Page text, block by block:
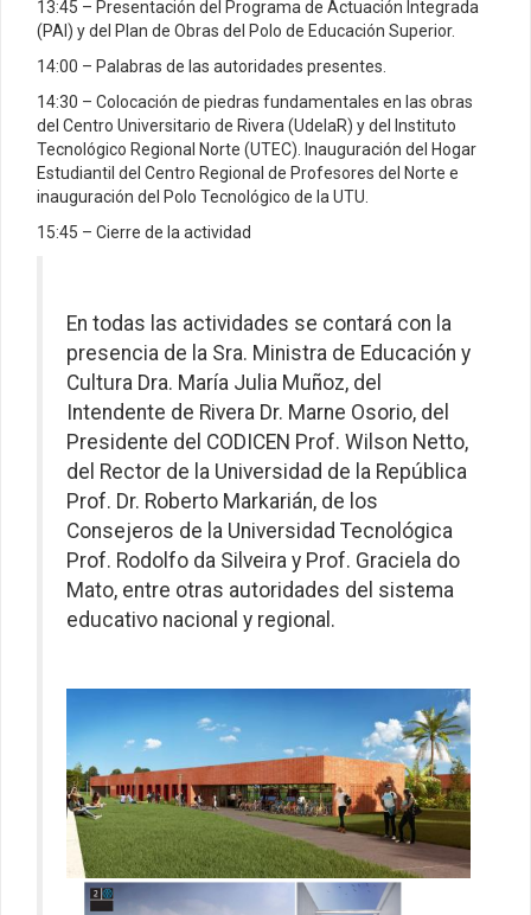
13:45 – Presentación del Programa de Actuación Integrada
(PAI) y del Plan de Obras del Polo de Educación Superior.
14:00 – Palabras de las autoridades presentes.
14:30 – Colocación de piedras fundamentales en las obras
del Centro Universitario de Rivera (UdelaR) y del Instituto
Tecnológico Regional Norte (UTEC). Inauguración del Hogar
Estudiantil del Centro Regional de Profesores del Norte e
inauguración del Polo Tecnológico de la UTU.
15:45 – Cierre de la actividad
En todas las actividades se contará con la
presencia de la Sra. Ministra de Educación y
Cultura Dra. María Julia Muñoz, del
Intendente de Rivera Dr. Marne Osorio, del
Presidente del CODICEN Prof. Wilson Netto,
del Rector de la Universidad de la República
Prof. Dr. Roberto Markarián, de los
Consejeros de la Universidad Tecnológica
Prof. Rodolfo da Silveira y Prof. Graciela do
Mato, entre otras autoridades del sistema
educativo nacional y regional.